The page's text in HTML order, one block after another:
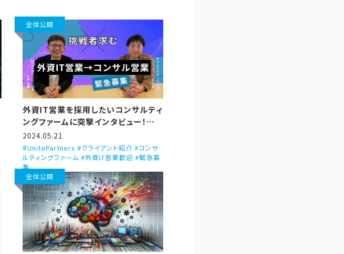
全体公開
外資IT営業を採用したいコンサルティ
ングファームに突撃インタビュー！
（Unite Partners）
2024.05.21
UnitePartners #クライアント紹介 #コンサ
ルティングファーム #外資IT営業歓迎 #緊急募
集
全体公開